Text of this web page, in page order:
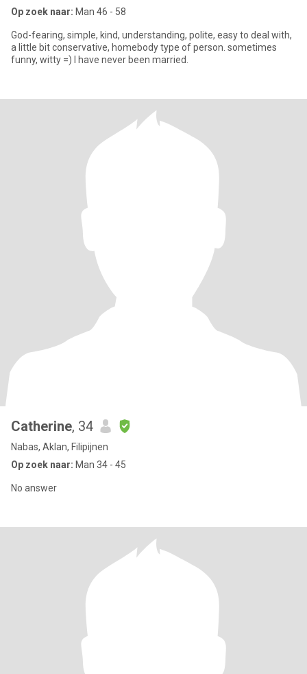
Op zoek naar: Man 46 - 58
God-fearing, simple, kind, understanding, polite, easy to deal with,
a little bit conservative, homebody type of person. sometimes
funny, witty =) I have never been married.
Catherine, 34
Nabas, Aklan, Filipijnen
Op zoek naar: Man 34 - 45
No answer